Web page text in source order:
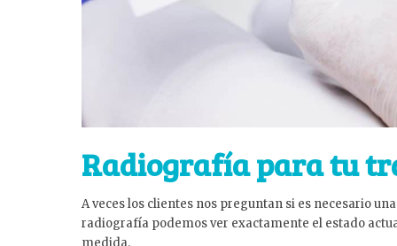
Radiografía para tu
A veces los clientes nos preguntan si es necesario
radiografía podemos ver exactamente el estado
medida.